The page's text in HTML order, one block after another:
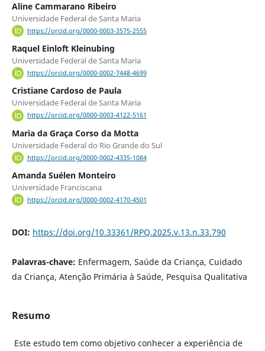
Aline Cammarano Ribeiro
Universidade Federal de Santa Maria
https://orcid.org/0000-0003-3575-2555
Raquel Einloft Kleinubing
Universidade Federal de Santa Maria
https://orcid.org/0000-0002-7448-4699
Cristiane Cardoso de Paula
Universidade Federal de Santa Maria
https://orcid.org/0000-0003-4122-5161
Maria da Graça Corso da Motta
Universidade Federal do Rio Grande do Sul
https://orcid.org/0000-0002-4335-1084
Amanda Suélen Monteiro
Universidade Franciscana
https://orcid.org/0000-0002-4170-4501
DOI: https://doi.org/10.33361/RPQ.2025.v.13.n.33.790
Palavras-chave: Enfermagem, Saúde da Criança, Cuidado
da Criança, Atenção Primária à Saúde, Pesquisa Qualitativa
Resumo
Este estudo tem como objetivo conhecer a experiência de